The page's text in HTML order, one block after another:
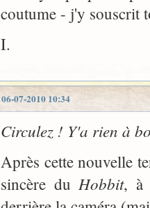
coutume - j'y souscrit
I.
06-07-2010 10:34
Circulez ! Y'a rien à
Après cette nouvelle
sincère duHobbit, à